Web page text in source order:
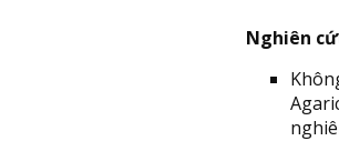
Nghiên